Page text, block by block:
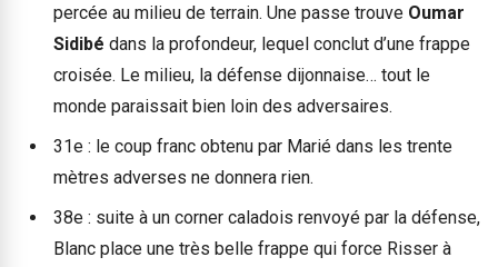
percée au milieu de terrain. Une passe trouve Oumar
Sidibé dans la profondeur, lequel conclut d’une frappe
croisée. Le milieu, la défense dijonnaise… tout le
monde paraissait bien loin des adversaires.
31e : le coup franc obtenu par Marié dans les trente
mètres adverses ne donnera rien.
38e : suite à un corner caladois renvoyé par la défense,
Blanc place une très belle frappe qui force Risser à